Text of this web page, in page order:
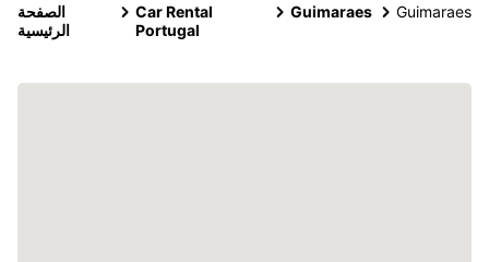
الصفحة
الرئيسية
Car Rental
Portugal
Guimaraes Guimaraes